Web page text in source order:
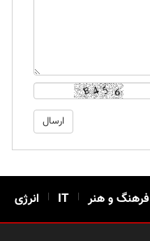
فرهنگ و هنر |
IT
| انرژی